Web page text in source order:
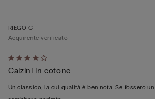
Valutato
4
su
5
RIEGO C
Acquirente verificato
Calzini in cotone
Un classico, la cui qualità è ben nota. Se fossero un